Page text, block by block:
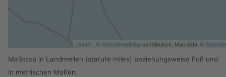
Leaflet | ©OpenStreetMapcontributors, Map data: ©
Maßstab in Landmeilen (statute miles) beziehungsweise Fuß und
in metrischen Maßen.